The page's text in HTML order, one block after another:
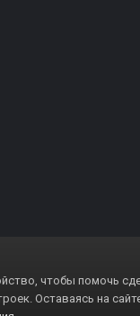
чтобы помочь
Оставаясь на